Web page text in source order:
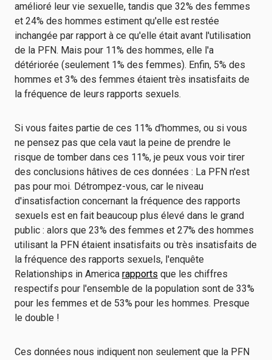
amélioré leur vie sexuelle, tandis que 32% des femmes
et 24% des hommes estiment qu'elle est restée
inchangée par rapport à ce qu'elle était avant l'utilisation
de la PFN. Mais pour 11% des hommes, elle l'a
détériorée (seulement 1% des femmes). Enfin, 5% des
hommes et 3% des femmes étaient très insatisfaits de
la fréquence de leurs rapports sexuels.
Si vous faites partie de ces 11% d'hommes, ou si vous
ne pensez pas que cela vaut la peine de prendre le
risque de tomber dans ces 11%, je peux vous voir tirer
des conclusions hâtives de ces données : La PFN n'est
pas pour moi. Détrompez-vous, car le niveau
d'insatisfaction concernant la fréquence des rapports
sexuels est en fait beaucoup plus élevé dans le grand
public : alors que 23% des femmes et 27% des hommes
utilisant la PFN étaient insatisfaits ou très insatisfaits de
la fréquence des rapports sexuels, l'enquête
Relationships in America rapports que les chiffres
respectifs pour l'ensemble de la population sont de 33%
pour les femmes et de 53% pour les hommes. Presque
le double !
Ces données nous indiquent non seulement que la PFN